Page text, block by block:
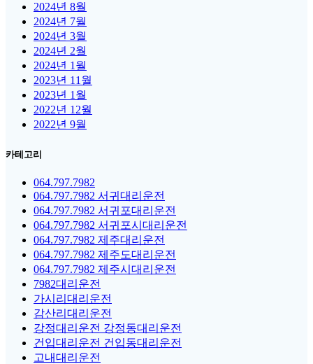
2024년 8월
2024년 7월
2024년 3월
2024년 2월
2024년 1월
2023년 11월
2023년 1월
2022년 12월
2022년 9월
카테고리
064.797.7982
064.797.7982 서귀대리운전
064.797.7982 서귀포대리운전
064.797.7982 서귀포시대리운전
064.797.7982 제주대리운전
064.797.7982 제주도대리운전
064.797.7982 제주시대리운전
7982대리운전
가시리대리운전
감산리대리운전
강정대리운전 강정동대리운전
건입대리운전 건입동대리운전
고내대리운전